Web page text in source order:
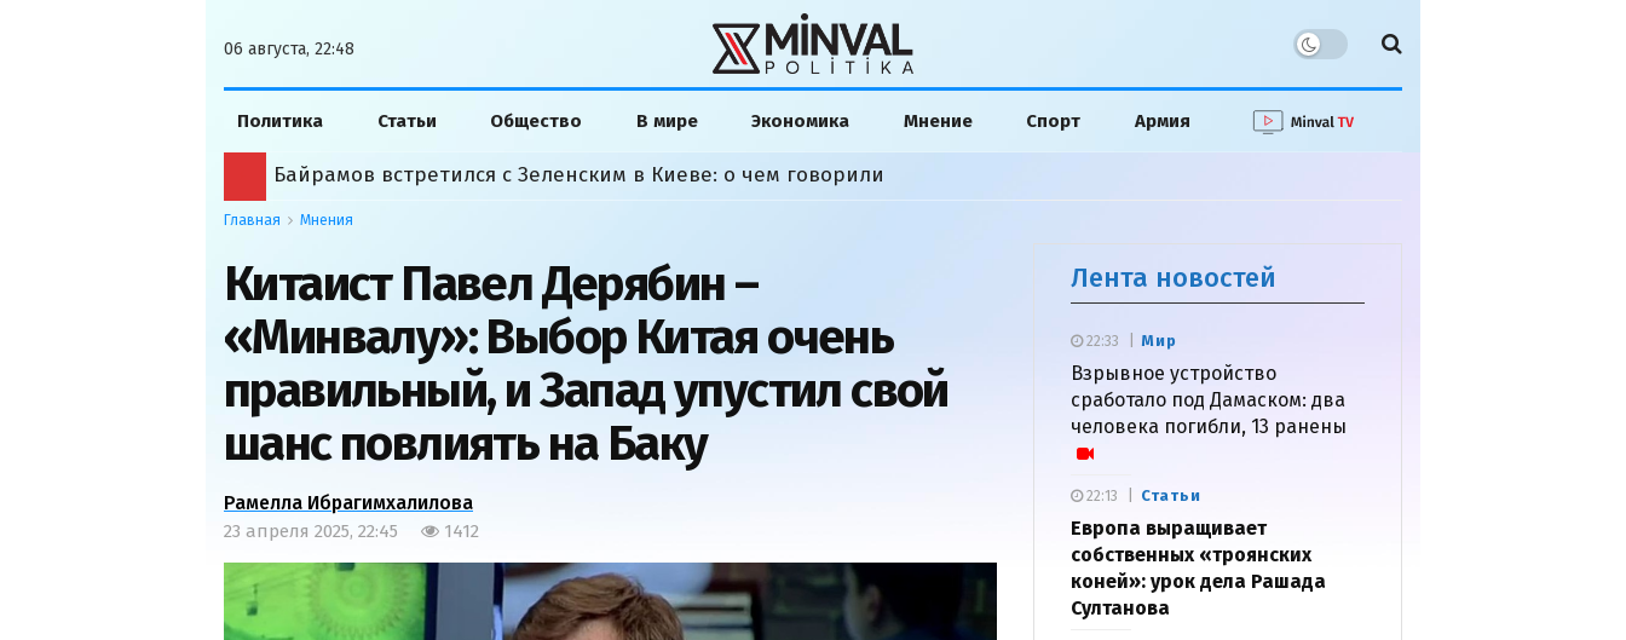
06 августа, 22:48
Политика Статьи Общество В мире Экономика Мнение Спорт Армия
Байрамов встретился с Зеленским в Киеве: о чем говорили
Главная Мнения
Китаист Павел Дерябин –
«Минвалу»: Выбор Китая очень
правильный, и Запад упустил свой
шанс повлиять на Баку
Рамелла Ибрагимхалилова
23 апреля 2025, 22:45 1412
Лента новостей
Мир
Взрывное устройство
сработало под Дамаском: два
человека погибли, 13 ранены
22:33
Статьи
Европа выращивает
собственных «троянских
коней»: урок дела Рашада
Султанова
22:13